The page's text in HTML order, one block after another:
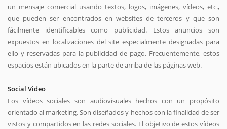
un mensaje comercial usando textos, logos, imágenes, vídeos, etc.,
que pueden ser encontrados en websites de terceros y que son
fácilmente identificables como publicidad. Estos anuncios son
expuestos en localizaciones del site especialmente designadas para
ello y reservadas para la publicidad de pago. Frecuentemente, estos
espacios están ubicados en la parte de arriba de las páginas web.
Social Video
Los vídeos sociales son audiovisuales hechos con un propósito
orientado al marketing. Son diseñados y hechos con la finalidad de ser
vistos y compartidos en las redes sociales. El objetivo de estos vídeos